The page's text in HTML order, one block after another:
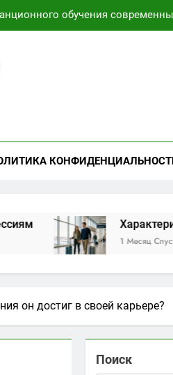
с амортизаторами для
летом и зимой по
с амортизаторами для
Характеристики
1 Месяц Спустя
он достиг в своей карьере?
Поиск